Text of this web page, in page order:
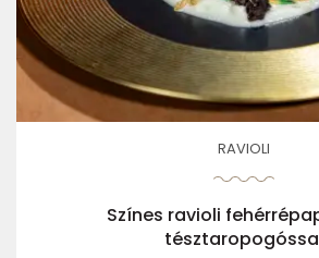
RAVIOLI
Színes ravioli